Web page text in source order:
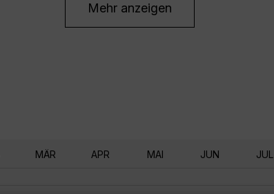
Mehr anzeigen
MÄR APR MAI JUN JUL